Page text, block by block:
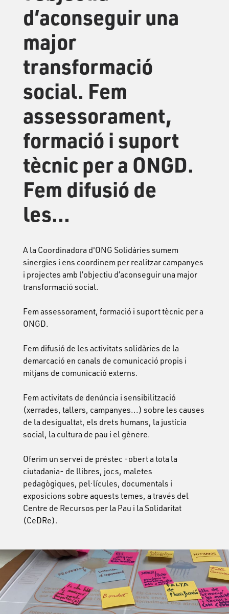
d’aconseguir una
major
transformació
social. Fem
assessorament,
formació i suport
tècnic per a ONGD.
Fem difusió de
les...
A la Coordinadora d'ONG Solidàries sumem
sinergies i ens coordinem per realitzar campanyes
i projectes amb l’objectiu d’aconseguir una major
transformació social.
Fem assessorament, formació i suport tècnic per a
ONGD.
Fem difusió de les activitats solidàries de la
demarcació en canals de comunicació propis i
mitjans de comunicació externs.
Fem activitats de denúncia i sensibilització
(xerrades, tallers, campanyes...) sobre les causes
de la desigualtat, els drets humans, la justícia
social, la cultura de pau i el gènere.
Oferim un servei de préstec -obert a tota la
ciutadania- de llibres, jocs, maletes
pedagògiques, pel·lícules, documentals i
exposicions sobre aquests temes, a través del
Centre de Recursos per la Pau i la Solidaritat
(CeDRe).